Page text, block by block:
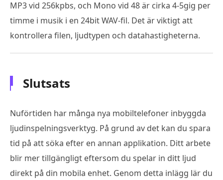
MP3 vid 256kpbs, och Mono vid 48 är cirka 4-5gig per
timme i musik i en 24bit WAV-fil. Det är viktigt att
kontrollera filen, ljudtypen och datahastigheterna.
Slutsats
Nuförtiden har många nya mobiltelefoner inbyggda
ljudinspelningsverktyg. På grund av det kan du spara
tid på att söka efter en annan applikation. Ditt arbete
blir mer tillgängligt eftersom du spelar in ditt ljud
direkt på din mobila enhet. Genom detta inlägg lär du